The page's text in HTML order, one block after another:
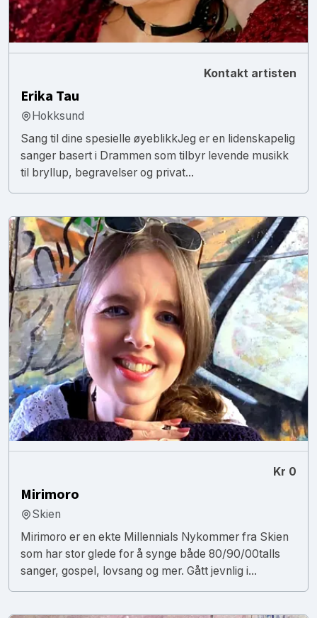
Kontakt artisten
Erika Tau
Hokksund
​Sang til dine spesielle øyeblikk ​Jeg er en lidenskapelig
sanger basert i Drammen som tilbyr levende musikk
til bryllup, begravelser og privat...
Kr 0
Mirimoro
Skien
Mirimoro er en ekte Millennials Nykommer fra Skien
som har stor glede for å synge både 80/90/00talls
sanger, gospel, lovsang og mer. Gått jevnlig i...